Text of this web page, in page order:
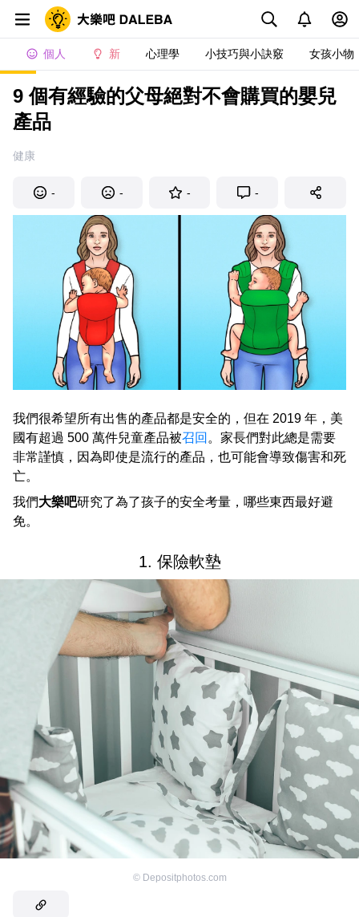
個人 新 心理學 小技巧與小訣竅 女孩小物
9 個有經驗的父母絕對不會購買的嬰兒
產品
健康
- - - -
我們很希望所有出售的產品都是安全的，但在 2019 年，美
國有超過 500 萬件兒童產品被召回 。家長們對此總是需要
非常謹慎，因為即使是流行的產品，也可能會導致傷害和死
亡。
我們大樂吧研究了為了孩子的安全考量，哪些東西最好避
免。
1. 保險軟墊
© Depositphotos.com